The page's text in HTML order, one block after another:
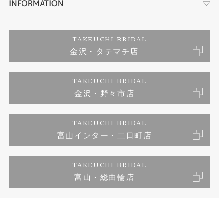
婚約ネックレス
ダイヤモンド
ジュエリーリフォーム
プロポーズサポート
ブランドリスト
福井指輪工房｜手作りペアリング
福井指輪工房｜手作り結婚指輪 and 婚約指輪
福井工房｜手作り婚約指輪プロポーズプラン
会社概要
お客様の声
INFORMATION
プライバシーポリシー
TAKEUCHI BRIDAL
金沢・タテマチ店
TAKEUCHI BRIDAL
金沢・野々市店
TAKEUCHI BRIDAL
富山インター・二口町店
TAKEUCHI BRIDAL
富山・総曲輪店